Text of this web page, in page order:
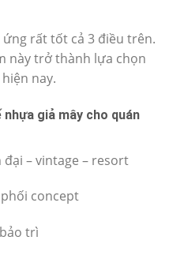
rất tốt cả 3 điều trên.
này trở thành lựa chọn
nay.
giả mây cho quán
– vintage – resort
concept
trì